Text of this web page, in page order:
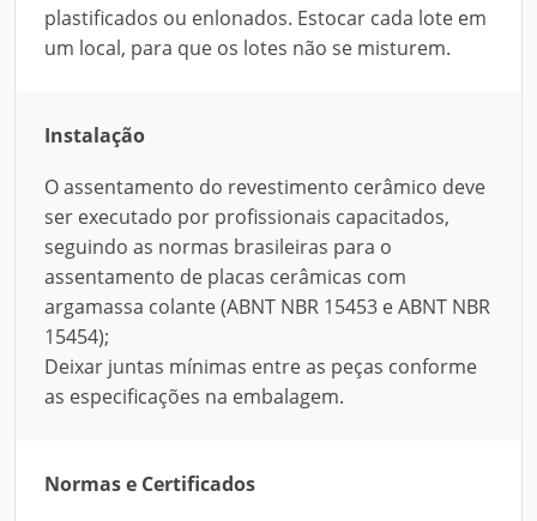
plastificados ou enlonados. Estocar cada lote em
um local, para que os lotes não se misturem.
Instalação
O assentamento do revestimento cerâmico deve
ser executado por profissionais capacitados,
seguindo as normas brasileiras para o
assentamento de placas cerâmicas com
argamassa colante (ABNT NBR 15453 e ABNT NBR
15454);
Deixar juntas mínimas entre as peças conforme
as especificações na embalagem.
Normas e Certificados